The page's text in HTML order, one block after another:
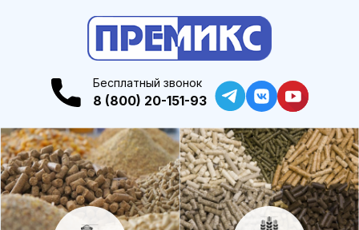
Бесплатный звонок
8 (800) 20-151-93